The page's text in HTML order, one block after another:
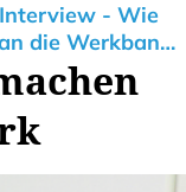
- Wie
die Werkbank